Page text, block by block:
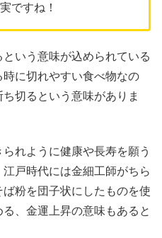
ですね！
いう意味が込められている
に切れやすい食べ物なの
切るという意味がありま
れように健康や長寿を願う
戸時代には金細工師がちら
粉を団子状にしたものを使
、金運上昇の意味もあると